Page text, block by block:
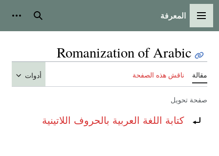
القائمة الرئيسية
المعرفة بحث
Romanization of Arabic
مقالة ناقش هذه الصفحة أدوات
صفحة تحويل
تحويل إلى:كتابة اللغة العربية بالحروف اللاتينية